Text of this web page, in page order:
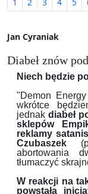
Jan Cyraniak
Diabeł znów
Niech będzie
"Demon
wkrótce
jednak diabeł
sklepów
reklamy
Czubaszek
abortowania
tłumaczyć
W reakcji na
powstała